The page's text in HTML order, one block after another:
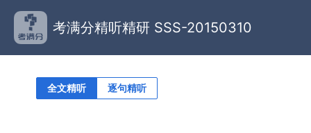
考满分精听精研 SSS-20150310
全文精听 逐句精听